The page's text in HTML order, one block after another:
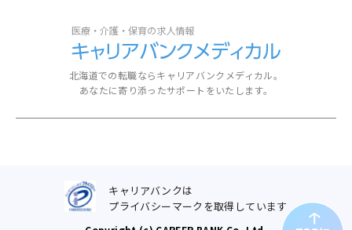
北海道での転職ならキャリアバンクメディカル。
あなたに寄り添ったサポートをいたします。
キャリアバンクは
プライバシーマークを取得しています